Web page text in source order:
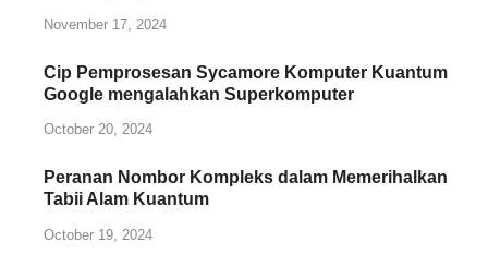
November 17, 2024
Cip Pemprosesan Sycamore Komputer Kuantum
Google mengalahkan Superkomputer
October 20, 2024
Peranan Nombor Kompleks dalam Memerihalkan
Tabii Alam Kuantum
October 19, 2024